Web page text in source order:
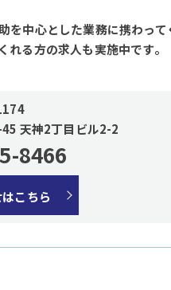
中心とした業務に携わっ
る方の求人も実施中です。
天神2丁目ビル2-2
8466
こちら